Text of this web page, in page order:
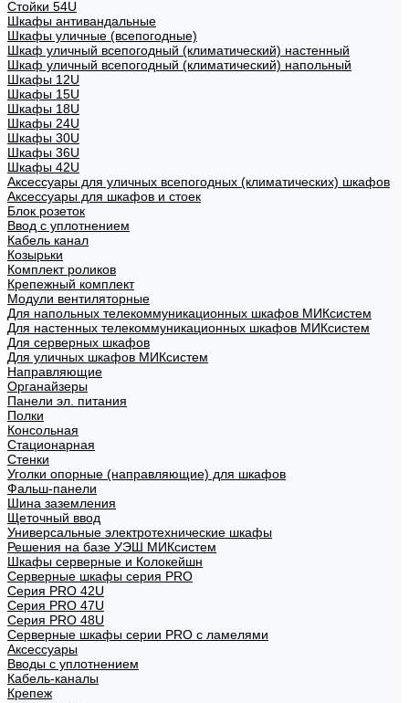
Стойки 54U
Шкафы антивандальные
Шкафы уличные (всепогодные)
Шкаф уличный всепогодный (климатический) настенный
Шкаф уличный всепогодный (климатический) напольный
Шкафы 12U
Шкафы 15U
Шкафы 18U
Шкафы 24U
Шкафы 30U
Шкафы 36U
Шкафы 42U
Аксессуары для уличных всепогодных (климатических) шкафов
Аксессуары для шкафов и стоек
Блок розеток
Ввод с уплотнением
Кабель канал
Козырьки
Комплект роликов
Крепежный комплект
Модули вентиляторные
Для напольных телекоммуникационных шкафов МИКсистем
Для настенных телекоммуникационных шкафов МИКсистем
Для серверных шкафов
Для уличных шкафов МИКсистем
Направляющие
Органайзеры
Панели эл. питания
Полки
Консольная
Стационарная
Стенки
Уголки опорные (направляющие) для шкафов
Фальш-панели
Шина заземления
Щеточный ввод
Универсальные электротехнические шкафы
Решения на базе УЭШ МИКсистем
Шкафы серверные и Колокейшн
Серверные шкафы серия PRO
Серия PRO 42U
Серия PRO 47U
Серия PRO 48U
Серверные шкафы серии PRO с ламелями
Аксессуары
Вводы с уплотнением
Кабель-каналы
Крепеж